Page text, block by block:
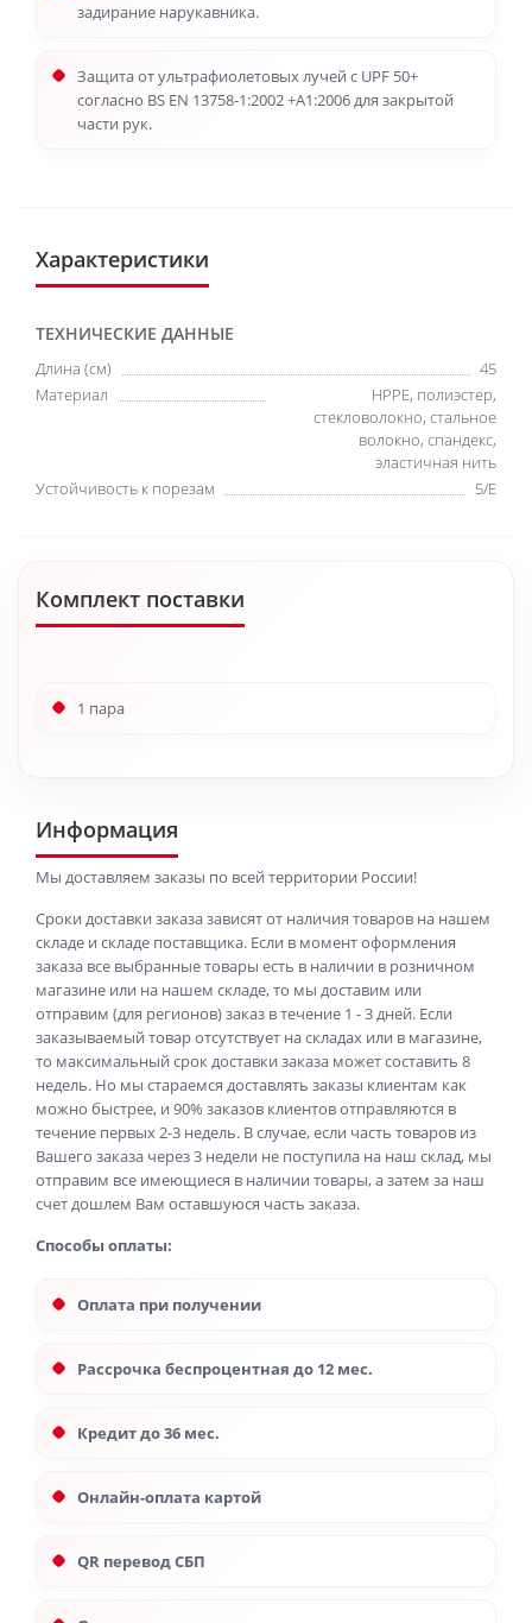
задирание нарукавника.
Защита от ультрафиолетовых лучей с UPF 50+
согласно BS EN 13758-1:2002 +A1:2006 для закрытой
части рук.
Характеристики
ТЕХНИЧЕСКИЕ ДАННЫЕ
Длина (см)
45
Материал
HPPE, полиэстер,
стекловолокно, стальное
волокно, спандекс,
эластичная нить
Устойчивость к порезам
5/E
Комплект поставки
1 пара
Информация
Мы доставляем заказы по всей территории России!
Сроки доставки заказа зависят от наличия товаров на нашем
складе и складе поставщика. Если в момент оформления
заказа все выбранные товары есть в наличии в розничном
магазине или на нашем складе, то мы доставим или
отправим (для регионов) заказ в течение 1 - 3 дней. Если
заказываемый товар отсутствует на складах или в магазине,
то максимальный срок доставки заказа может составить 8
недель. Но мы стараемся доставлять заказы клиентам как
можно быстрее, и 90% заказов клиентов отправляются в
течение первых 2-3 недель. В случае, если часть товаров из
Вашего заказа через 3 недели не поступила на наш склад, мы
отправим все имеющиеся в наличии товары, а затем за наш
счет дошлем Вам оставшуюся часть заказа.
Способы оплаты:
Оплата при получении
Рассрочка беспроцентная до 12 мес.
Кредит до 36 мес.
Онлайн-оплата картой
QR перевод СБП